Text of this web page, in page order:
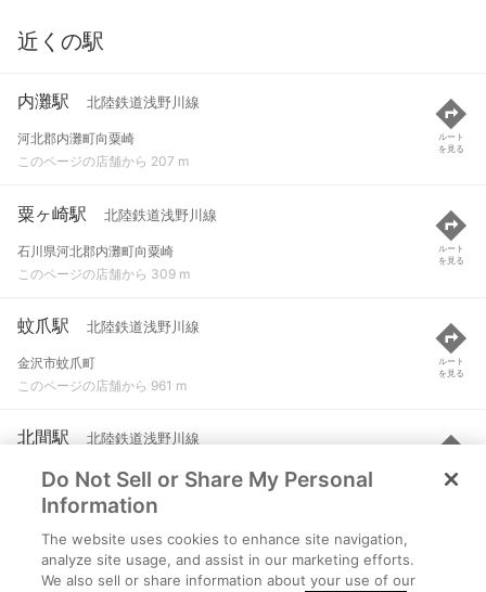
近くの駅
内灘駅 北陸鉄道浅野川線
河北郡内灘町向粟崎
このページの店舗から 207 m
ルート
を見る
粟ヶ崎駅 北陸鉄道浅野川線
石川県河北郡内灘町向粟崎
このページの店舗から 309 m
ルート
を見る
蚊爪駅 北陸鉄道浅野川線
金沢市蚊爪町
このページの店舗から 961 m
ルート
を見る
北間駅 北陸鉄道浅野川線
金沢市北間町
このページの店舗から 1.1 km
ルート
を見る
大河端駅 北陸鉄道浅野川線
金沢市大河端町
Do Not Sell or Share My Personal
Information
The website uses cookies to enhance site navigation,
analyze site usage, and assist in our marketing efforts.
We also sell or share information about your use of our